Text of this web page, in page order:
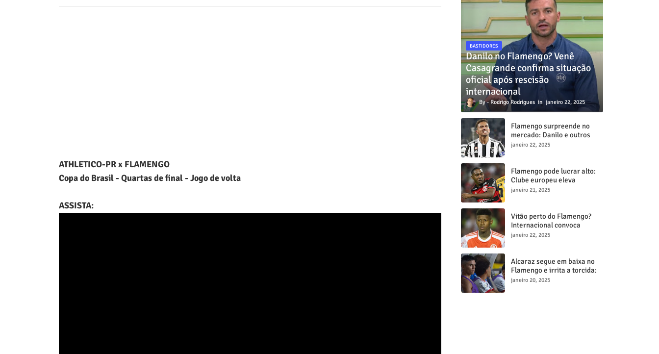
ATHLETICO-PR x FLAMENGO
Copa do Brasil - Quartas de final - Jogo de volta
ASSISTA:
BASTIDORES
Danilo no Flamengo? Venê
Casagrande confirma situação
oficial após rescisão
internacional
Rodrigo Rodrigues janeiro 22, 2025
Flamengo surpreende no
mercado: Danilo e outros
dois craques estão a
janeiro 22, 2025
Flamengo pode lucrar alto:
Clube europeu eleva
proposta por Lorran para R$
janeiro 21, 2025
Vitão perto do Flamengo?
Internacional convoca
reunião decisiva para tentar
janeiro 22, 2025
Alcaraz segue em baixa no
Flamengo e irrita a torcida:
"Maior contratação, menor
janeiro 20, 2025